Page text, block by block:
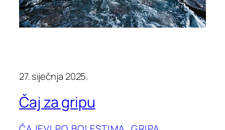
27. siječnja 2025.
Čaj za gripu